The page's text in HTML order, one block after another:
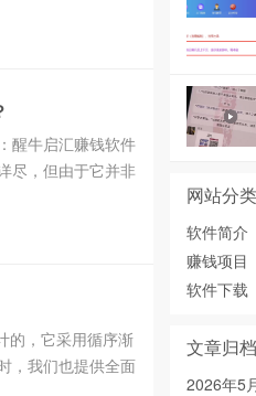
醒牛启汇赚钱软件
尽，但由于它并非
的，它采用循序渐
，我们也提供全面
网站分类
软件简介
赚钱项目
软件下载
文章归档
2026年5